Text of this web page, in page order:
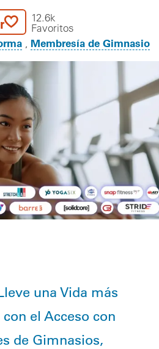
12.6k
Favoritos
Membresía de Gimnasio
una Vida más
el Acceso con
de Gimnasios,